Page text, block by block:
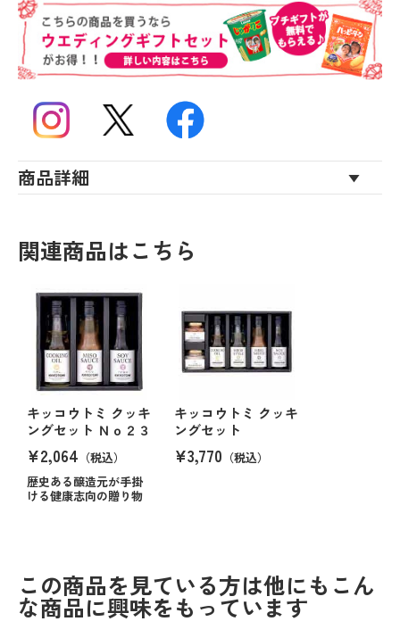
商品詳細
関連商品はこちら
キッコウトミ クッキ
ングセット Ｎｏ２３
¥2,064 （税込）
歴史ある醸造元が手掛
ける健康志向の贈り物
キッコウトミ クッキ
ングセット
¥3,770 （税込）
この商品を見ている方は他にもこん
な商品に興味をもっています